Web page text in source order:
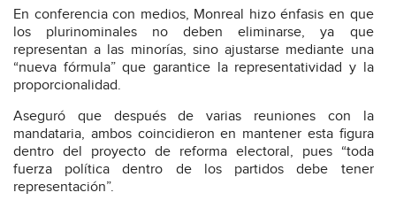
En conferencia con medios, Monreal hizo énfasis en que
los plurinominales no deben eliminarse, ya que
representan a las minorías, sino ajustarse mediante una
“nueva fórmula” que garantice la representatividad y la
proporcionalidad.
Aseguró que después de varias reuniones con la
mandataria, ambos coincidieron en mantener esta figura
dentro del proyecto de reforma electoral, pues “toda
fuerza política dentro de los partidos debe tener
representación”.